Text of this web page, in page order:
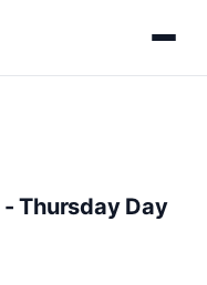
Thursday Day